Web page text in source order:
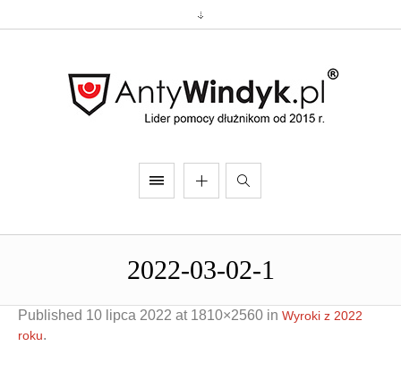
2022-03-02-1
Published 10 lipca 2022 at 1810×2560 in Wyroki z 2022
roku.